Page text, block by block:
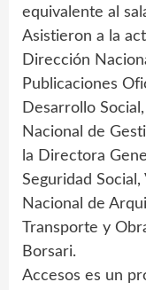
equivalente al
Asistieron a la
Dirección
Publicaciones
Desarrollo
Nacional de
la Directora
Seguridad
Nacional de
Transporte y
Borsari.
Accesos es un